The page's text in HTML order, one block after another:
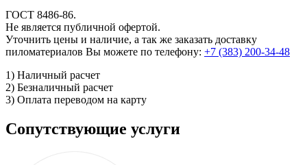
ГОСТ 8486-86.
Не является публичной офертой.
Уточнить цены и наличие, а так же заказать доставку
пиломатериалов Вы можете по телефону: +7 (383) 200-34-48
1) Наличный расчет
2) Безналичный расчет
3) Оплата переводом на карту
Сопутствующие услуги